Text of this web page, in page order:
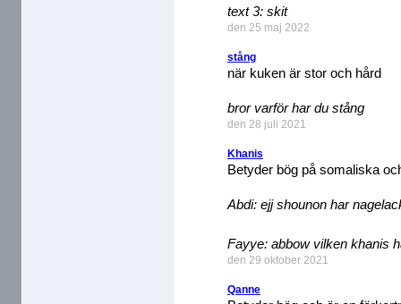
text 3: skit
den 25 maj 2022
stång
när kuken är stor och hård
bror varför har du stång
den 28 juli 2021
Khanis
Betyder bög på somaliska
Abdi: ejj shounon har
Fayye: abbow vilken khanis
den 29 oktober 2021
Qanne